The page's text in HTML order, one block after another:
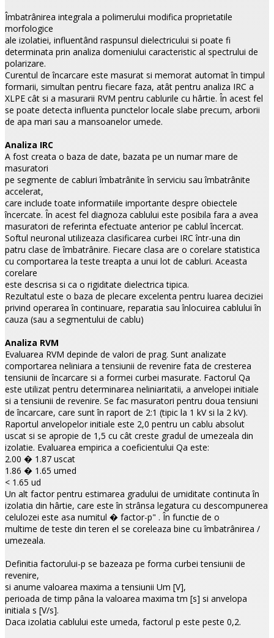
Îmbatrânirea integrala a polimerului modifica proprietatile
morfologice
ale izolatiei, influentând raspunsul dielectricului si poate fi
determinata prin analiza domeniului caracteristic al spectrului de
polarizare.
Curentul de încarcare este masurat si memorat automat în timpul
formarii, simultan pentru fiecare faza, atât pentru analiza IRC a
XLPE cât si a masurarii RVM pentru cablurile cu hârtie. În acest fel
se poate detecta influenta punctelor locale slabe precum, arborii
de apa mari sau a mansoanelor umede.
Analiza IRC
A fost creata o baza de date, bazata pe un numar mare de
masuratori
pe segmente de cabluri îmbatrânite în serviciu sau îmbatrânite
accelerat,
care include toate informatiile importante despre obiectele
încercate. În acest fel diagnoza cablului este posibila fara a avea
masuratori de referinta efectuate anterior pe cablul încercat.
Softul neuronal utilizeaza clasificarea curbei IRC într-una din
patru clase de îmbatrânire. Fiecare clasa are o corelare statistica
cu comportarea la teste treapta a unui lot de cabluri. Aceasta
corelare
este descrisa si ca o rigiditate dielectrica tipica.
Rezultatul este o baza de plecare excelenta pentru luarea deciziei
privind operarea în continuare, reparatia sau înlocuirea cablului în
cauza (sau a segmentului de cablu)
Analiza RVM
Evaluarea RVM depinde de valori de prag. Sunt analizate
comportarea neliniara a tensiunii de revenire fata de cresterea
tensiunii de încarcare si a formei curbei masurate. Factorul Qa
este utilizat pentru determinarea neliniaritatii, a anvelopei initiale
si a tensiunii de revenire. Se fac masuratori pentru doua tensiuni
de încarcare, care sunt în raport de 2:1 (tipic la 1 kV si la 2 kV).
Raportul anvelopelor initiale este 2,0 pentru un cablu absolut
uscat si se apropie de 1,5 cu cât creste gradul de umezeala din
izolatie. Evaluarea empirica a coeficientului Qa este:
2.00 � 1.87 uscat
1.86 � 1.65 umed
< 1.65 ud
Un alt factor pentru estimarea gradului de umiditate continuta în
izolatia din hârtie, care este în strânsa legatura cu descompunerea
celulozei este asa numitul � factor-p" . În functie de o
multime de teste din teren el se coreleaza bine cu îmbatrânirea /
umezeala.
Definitia factorului-p se bazeaza pe forma curbei tensiunii de
revenire,
si anume valoarea maxima a tensiunii Um [V],
perioada de timp pâna la valoarea maxima tm [s] si anvelopa
initiala s [V/s].
Daca izolatia cablului este umeda, factorul p este peste 0,2.